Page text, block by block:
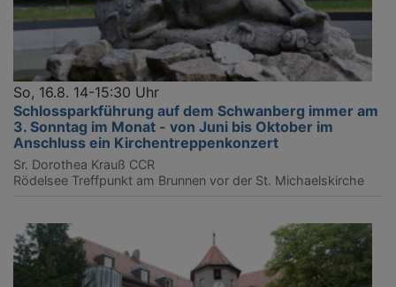
So, 16.8. 14-15:30 Uhr
Schlossparkführung auf dem Schwanberg immer am
3. Sonntag im Monat - von Juni bis Oktober im
Anschluss ein Kirchentreppenkonzert
Sr. Dorothea Krauß CCR
Rödelsee Treffpunkt am Brunnen vor der St. Michaelskirche